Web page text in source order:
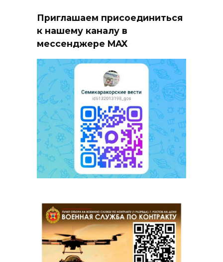
Приглашаем присоединиться
к нашему каналу в
мессенджере MAX